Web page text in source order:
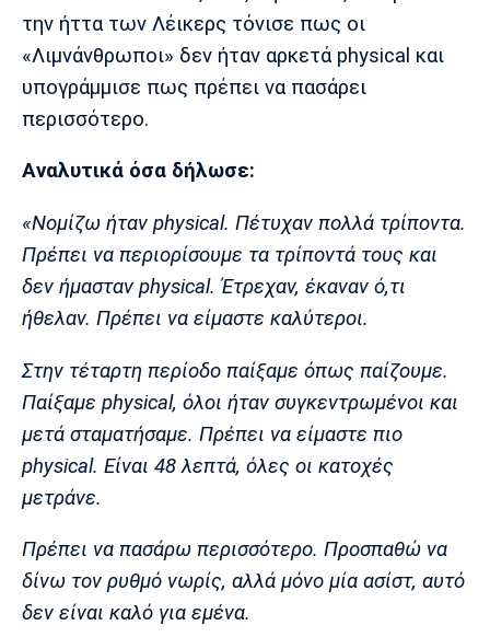
Πολιτισμός
Τραγούδια
Cine Spot
Running
Media
Παρασκήνιο
Πρόγραμμα TV
Ιωνικός Κηφισιά Πανσερραϊκός
Μαδρίτης
Ατλέτικο
Μαδρίτης
Μάντσεστερ
Τσέλσι Άρσεναλ
την ήττα των Λέικερς τόνισε πως οι
«Λιμνάνθρωποι» δεν ήταν αρκετά physical και
υπογράμμισε πως πρέπει να πασάρει
περισσότερο.
Αναλυτικά όσα δήλωσε:
«Νομίζω ήταν physical. Πέτυχαν πολλά τρίποντα.
Πρέπει να περιορίσουμε τα τρίποντά τους και
δεν ήμασταν physical. Έτρεχαν, έκαναν ό,τι
ήθελαν. Πρέπει να είμαστε καλύτεροι.
Στην τέταρτη περίοδο παίξαμε όπως παίζουμε.
Παίξαμε physical, όλοι ήταν συγκεντρωμένοι και
μετά σταματήσαμε. Πρέπει να είμαστε πιο
physical. Είναι 48 λεπτά, όλες οι κατοχές
μετράνε.
Πρέπει να πασάρω περισσότερο. Προσπαθώ να
δίνω τον ρυθμό νωρίς, αλλά μόνο μία ασίστ, αυτό
δεν είναι καλό για εμένα.